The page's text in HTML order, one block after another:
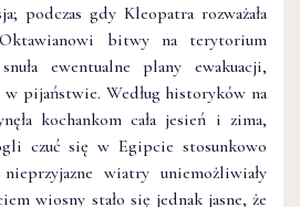
podczas gdy Kleopatra rozważała
bitwy na terytorium
ewentualne plany ewakuacji,
w pijaństwie. Według historyków na
kochankom cała jesień i zima,
czuć się w Egipcie stosunkowo
wiatry uniemożliwiały
wiosny stało się jednak jasne, że